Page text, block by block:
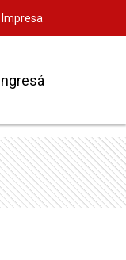
Impresa